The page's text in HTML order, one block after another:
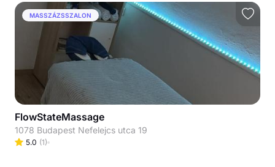
MASSZÁZSSZALON
FlowStateMassage
1078 Budapest Nefelejcs utca 19
5.0 (1)